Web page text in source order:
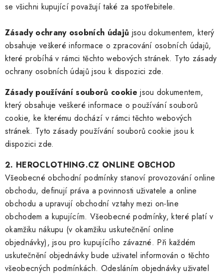
se všichni kupující považují také za spotřebitele.
Zásady ochrany osobních údajů jsou dokumentem, který
obsahuje veškeré informace o zpracování osobních údajů,
které probíhá v rámci těchto webových stránek. Tyto zásady
ochrany osobních údajů jsou k dispozici zde.
Zásady používání souborů cookie jsou dokumentem,
který obsahuje veškeré informace o používání souborů
cookie, ke kterému dochází v rámci těchto webových
stránek. Tyto zásady používání souborů cookie jsou k
dispozicizde.
2. HEROCLOTHING.CZ ONLINE OBCHOD
Všeobecné obchodní podmínky stanoví provozování online
obchodu, definují práva a povinnosti uživatele a online
obchodu a upravují obchodní vztahy mezi on-line
obchodem a kupujícím. Všeobecné podmínky, které platí v
okamžiku nákupu (v okamžiku uskutečnění online
objednávky), jsou pro kupujícího závazné. Při každém
uskutečnění objednávky bude uživatel informován o těchto
všeobecných podmínkách. Odesláním objednávky uživatel